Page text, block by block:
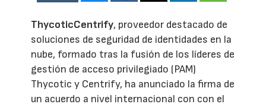
ThycoticCentrify, proveedor destacado de
soluciones de seguridad de identidades en la
nube, formado tras la fusión de los líderes de
gestión de acceso privilegiado (PAM)
Thycotic y Centrify, ha anunciado la firma de
un acuerdo a nivel internacional con con el